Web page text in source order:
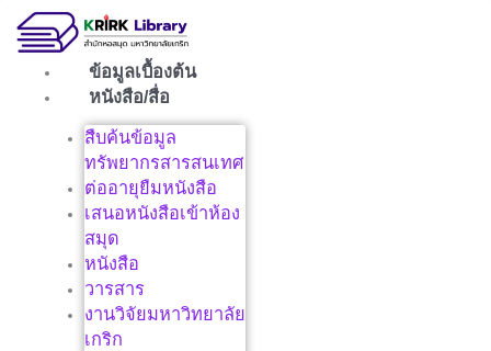
ข้อมูลเบื้องต้น
หนังสือ/สื่อ
สืบค้นข้อมูล
ทรัพยากรสารสนเทศ
ต่ออายุยืมหนังสือ
เสนอหนังสือเข้าห้อง
สมุด
หนังสือ
วารสาร
งานวิจัยมหาวิทยาลัย
เกริก